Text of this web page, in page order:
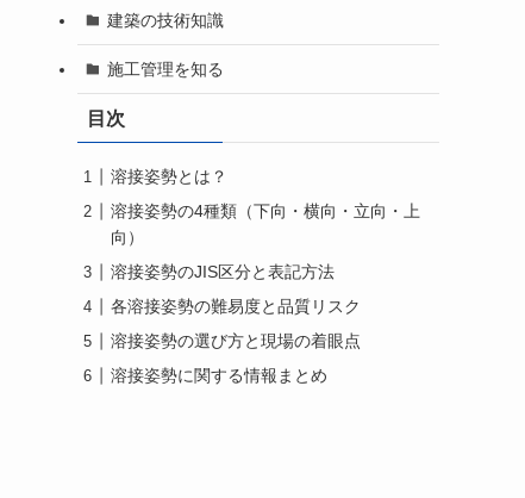
建築の技術知識
施工管理を知る
目次
溶接姿勢とは？
溶接姿勢の4種類（下向・横向・立向・上
向）
溶接姿勢のJIS区分と表記方法
各溶接姿勢の難易度と品質リスク
溶接姿勢の選び方と現場の着眼点
溶接姿勢に関する情報まとめ